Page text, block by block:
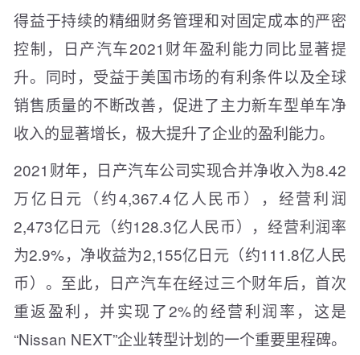
得益于持续的精细财务管理和对固定成本的严密
控制，日产汽车2021财年盈利能力同比显著提
升。同时，受益于美国市场的有利条件以及全球
销售质量的不断改善，促进了主力新车型单车净
收入的显著增长，极大提升了企业的盈利能力。
2021财年，日产汽车公司实现合并净收入为8.42
万亿日元（约4,367.4亿人民币），经营利润
2,473亿日元（约128.3亿人民币），经营利润率
为2.9%，净收益为2,155亿日元（约111.8亿人民
币）。至此，日产汽车在经过三个财年后，首次
重返盈利，并实现了2%的经营利润率，这是
“Nissan NEXT”企业转型计划的一个重要里程碑。